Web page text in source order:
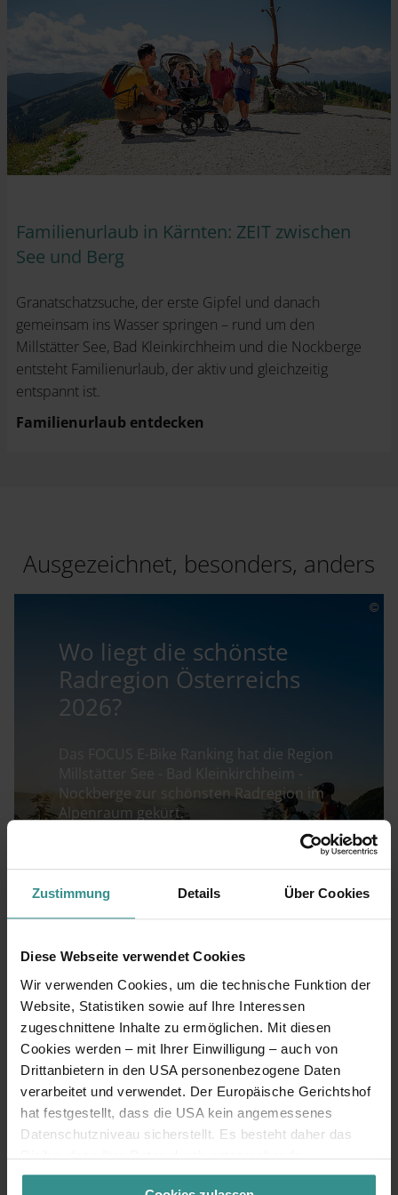
Zustimmung Details Über Cookies
Diese Webseite verwendet Cookies
Wir verwenden Cookies, um die technische Funktion der
Website, Statistiken sowie auf Ihre Interessen
zugeschnittene Inhalte zu ermöglichen. Mit diesen
Cookies werden – mit Ihrer Einwilligung – auch von
Drittanbietern in den USA personenbezogene Daten
verarbeitet und verwendet. Der Europäische Gerichtshof
hat festgestellt, dass die USA kein angemessenes
Datenschutzniveau sicherstellt. Es besteht daher das
Risiko, dass Ihre Daten durch entsprechende
Anordnungen gegenüber den Drittanbietern (z.B. Google,
Familienurlaub in Kärnten: ZEIT zwischen
See und Berg
Granatschatzsuche, der erste Gipfel und danach
gemeinsam ins Wasser springen – rund um den
Millstätter See, Bad Kleinkirchheim und die Nockberge
entsteht Familienurlaub, der aktiv und gleichzeitig
entspannt ist.
Familienurlaub entdecken
Ausgezeichnet, besonders, anders
Wo liegt die schönste
Radregion Österreichs
2026?
Das FOCUS E-Bike Ranking hat die Region
Millstätter See - Bad Kleinkirchheim -
Nockberge zur schönsten Radregion im
Alpenraum gekürt.
ZEITplätze – neue
Lieblingsorte